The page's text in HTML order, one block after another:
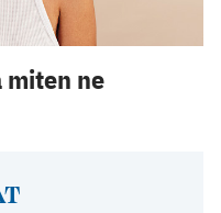
ne